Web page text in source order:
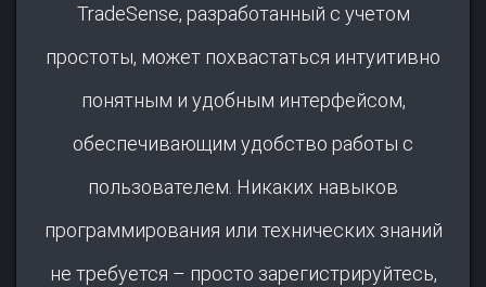
TradeSense, разработанный с учетом
простоты, может похвастаться интуитивно
понятным и удобным интерфейсом,
обеспечивающим удобство работы с
пользователем. Никаких навыков
программирования или технических знаний
не требуется – просто зарегистрируйтесь,